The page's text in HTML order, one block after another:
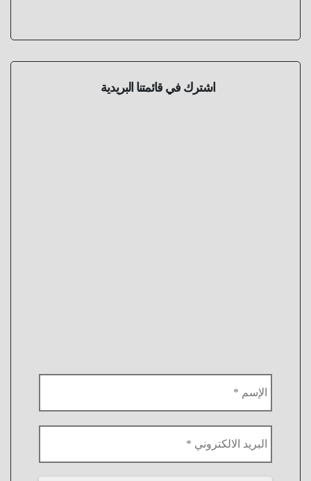
اشترك في قائمتنا البريدية